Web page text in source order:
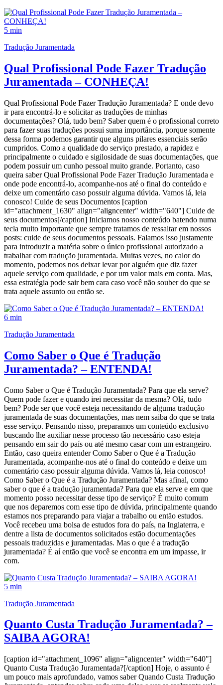
5 min
Tradução Juramentada
Qual Profissional Pode Fazer Tradução
Juramentada – CONHEÇA!
Qual Profissional Pode Fazer Tradução Juramentada? E onde devo
ir para encontrá-lo e solicitar as traduções de minhas
documentações? Olá, tudo bem? Saber quem é o profissional correto
para fazer suas traduções possui suma importância, porque somente
dessa forma podemos garantir que alguns pilares essenciais serão
cumpridos. Como a qualidade do serviço prestado, a rapidez e
principalmente o cuidado e sigilosidade de suas documentações, que
podem possuir um cunho pessoal muito grande. Portanto, caso
queira saber Qual Profissional Pode Fazer Tradução Juramentada e
onde pode encontrá-lo, acompanhe-nos até o final do conteúdo e
deixe um comentário caso possuir alguma dúvida. Vamos lá, leia
conosco! Cuide de seus Documentos [caption
id="attachment_1630" align="aligncenter" width="640"] Cuide de
seus documentos[/caption] Iniciamos nosso conteúdo batendo numa
tecla muito importante que sempre tratamos de ressaltar em nossos
posts: cuide de seus documentos pessoais. Falamos isso justamente
para introduzir a matéria sobre o único profissional autorizado a
trabalhar com tradução juramentada. Muitas vezes, no calor do
momento, podemos nos deixar levar por alguém que diz fazer
aquele serviço com qualidade, e por um valor mais em conta. Mas,
essa estratégia pode sair bem cara caso você não souber do que se
trata aquele assunto ou então se.
6 min
Tradução Juramentada
Como Saber o Que é Tradução
Juramentada? – ENTENDA!
Como Saber o Que é Tradução Juramentada? Para que ela serve?
Quem pode fazer e quando irei necessitar da mesma? Olá, tudo
bem? Pode ser que você esteja necessitando de alguma tradução
juramentada de suas documentações, mas nem saiba do que se trata
esse serviço. Pensando nisso, preparamos um conteúdo exclusivo
buscando lhe auxiliar nesse processo tão necessário caso esteja
pensando em sair do país ou até mesmo casar com um estrangeiro.
Então, caso queira entender Como Saber o Que é a Tradução
Juramentada, acompanhe-nos até o final do conteúdo e deixe um
comentário caso possuir alguma dúvida. Vamos lá, leia conosco!
Como Saber o Que é a Tradução Juramentada? Mas afinal, como
saber o que é a tradução juramentada? Para que ela serve e em que
momento posso necessitar desse tipo de serviço? É muito comum
que nos deparemos com esse tipo de dúvida, principalmente quando
estamos nos preparando para viajar a trabalho ou então estudos.
Você recebeu uma bolsa de estudos fora do país, na Inglaterra, e
dentre a lista de documentos solicitados estão documentações
pessoais traduzidas e juramentadas. Mas o que é a tradução
juramentada? É aí então que você se encontra em um impasse, ir
com.
5 min
Tradução Juramentada
Quanto Custa Tradução Juramentada? –
SAIBA AGORA!
[caption id="attachment_1096" align="aligncenter" width="640"]
Quanto Custa Tradução Juramentada?[/caption] Hoje, o assunto é
um pouco mais aprofundado, vamos saber Quando Custa Tradução